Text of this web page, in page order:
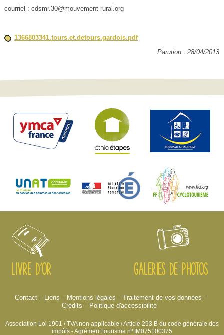
courriel : cdsmr.30@mouvement-rural.org
1366803341.tours.et.detours.gardois.pdf
Parution : 28/04/2013
LIVRE D'OR GALERIES DE PHOTOS
Contact Liens Mentions légales
Traitement de vos données
Crédits
Politique d'accessibilité
Association Loi 1901 / TVA non applicable / Article 293 B du code générale des
impôts - Agrément tourisme nº IM075100375